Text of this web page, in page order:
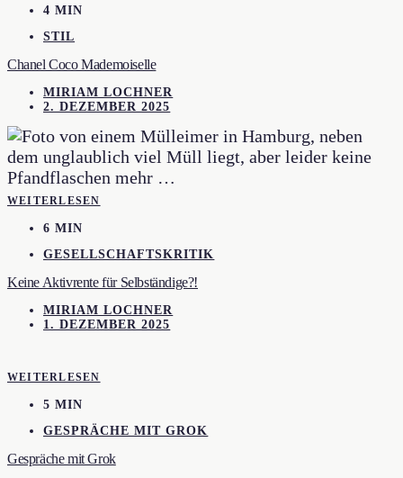
4 MIN
STIL
Chanel Coco Mademoiselle
MIRIAM LOCHNER
2. DEZEMBER 2025
WEITERLESEN
6 MIN
GESELLSCHAFTSKRITIK
Keine Aktivrente für Selbständige?!
MIRIAM LOCHNER
1. DEZEMBER 2025
WEITERLESEN
5 MIN
GESPRÄCHE MIT GROK
Gespräche mit Grok